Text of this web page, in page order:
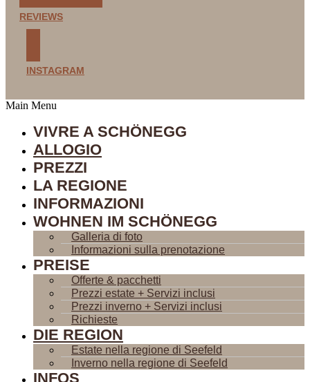
REVIEWS
INSTAGRAM
Main Menu
VIVRE A SCHÖNEGG
ALLOGIO
PREZZI
LA REGIONE
INFORMAZIONI
WOHNEN IM SCHÖNEGG
Galleria di foto
Informazioni sulla prenotazione
PREISE
Offerte & pacchetti
Prezzi estate + Servizi inclusi
Prezzi inverno + Servizi inclusi
Richieste
DIE REGION
Estate nella regione di Seefeld
Inverno nella regione di Seefeld
INFOS